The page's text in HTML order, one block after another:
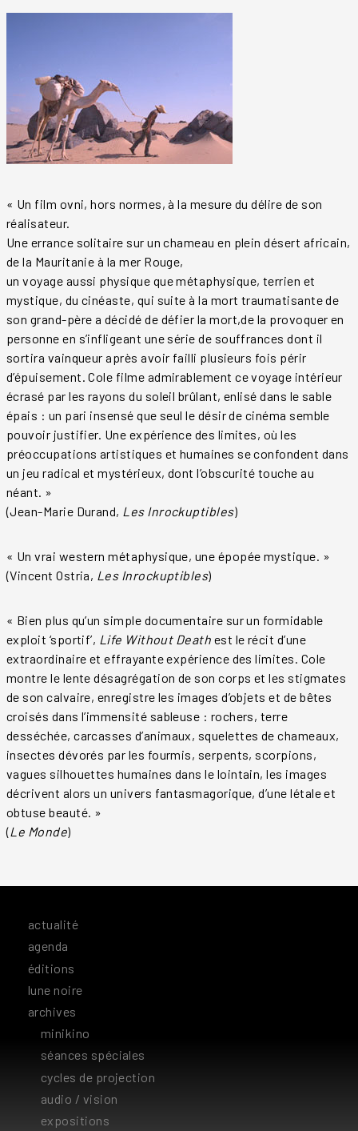
« Un film ovni, hors normes, à la mesure du délire de son
réalisateur.
Une errance solitaire sur un chameau en plein désert africain,
de la Mauritanie à la mer Rouge,
un voyage aussi physique que métaphysique, terrien et
mystique, du cinéaste, qui suite à la mort traumatisante de
son grand-père a décidé de défier la mort,de la provoquer en
personne en s’infligeant une série de souffrances dont il
sortira vainqueur après avoir failli plusieurs fois périr
d’épuisement. Cole filme admirablement ce voyage intérieur
écrasé par les rayons du soleil brûlant, enlisé dans le sable
épais : un pari insensé que seul le désir de cinéma semble
pouvoir justifier. Une expérience des limites, où les
préoccupations artistiques et humaines se confondent dans
un jeu radical et mystérieux, dont l’obscurité touche au
néant. »
(Jean-Marie Durand, Les Inrockuptibles)
« Un vrai western métaphysique, une épopée mystique. »
(Vincent Ostria, Les Inrockuptibles)
« Bien plus qu’un simple documentaire sur un formidable
exploit ‘sportif’, Life Without Death est le récit d’une
extraordinaire et effrayante expérience des limites. Cole
montre le lente désagrégation de son corps et les stigmates
de son calvaire, enregistre les images d’objets et de bêtes
croisés dans l’immensité sableuse : rochers, terre
desséchée, carcasses d’animaux, squelettes de chameaux,
insectes dévorés par les fourmis, serpents, scorpions,
vagues silhouettes humaines dans le lointain, les images
décrivent alors un univers fantasmagorique, d’une létale et
obtuse beauté. »
(Le Monde)
actualité
agenda
éditions
lune noire
archives
minikino
séances spéciales
cycles de projection
audio / vision
expositions